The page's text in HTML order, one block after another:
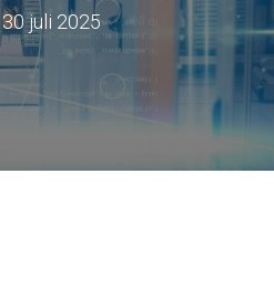
30 juli 2025